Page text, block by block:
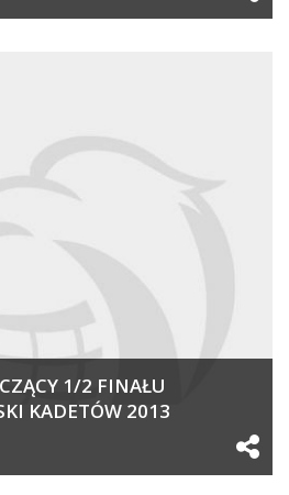
1/2 FINAŁU
KADETÓW 2013